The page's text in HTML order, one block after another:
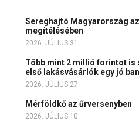
Sereghajtó Magyarország
megítélésében
2026. JÚLIUS 31.
Több mint 2 millió forintot is
első lakásvásárlók egy jó
2026. JÚLIUS 27.
Mérföldkő az űrversenyben
2026. JÚLIUS 10.